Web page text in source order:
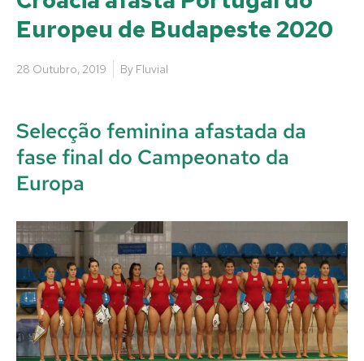
Europeu de Budapeste 2020
28 Outubro, 2019 By Fluvial
Selecção feminina afastada da
fase final do Campeonato da
Europa